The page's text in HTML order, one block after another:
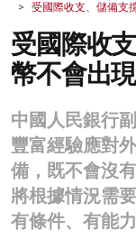
生活
健康
商業
科技
影片
名家榜
受國際收支、儲備支
受國際收
幣不會出
中國人民銀行
豐富經驗應對
備，既不會沒
將根據情況需
有條件、有能